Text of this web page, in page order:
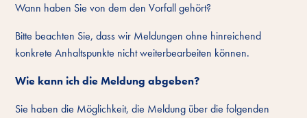
Wann haben Sie von dem den Vorfall gehört?
Bitte beachten Sie, dass wir Meldungen ohne hinreichend
konkrete Anhaltspunkte nicht weiterbearbeiten können.
Wie kann ich die Meldung abgeben?
Sie haben die Möglichkeit, die Meldung über die folgenden